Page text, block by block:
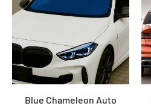
Blue Chameleon Auto